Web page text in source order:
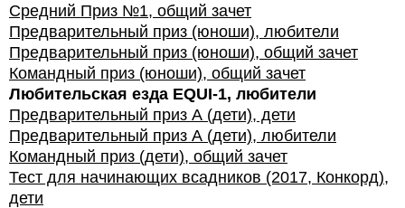
Средний Приз №1, общий зачет
Предварительный приз (юноши), любители
Предварительный приз (юноши), общий зачет
Командный приз (юноши), общий зачет
Любительская езда EQUI-1, любители
Предварительный приз А (дети), дети
Предварительный приз А (дети), любители
Командный приз (дети), общий зачет
Тест для начинающих всадников (2017, Конкорд),
дети